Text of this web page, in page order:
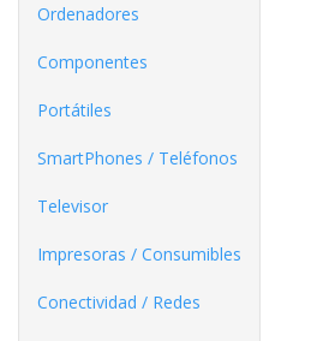
Ordenadores
Componentes
Portátiles
SmartPhones / Teléfonos
Televisor
Impresoras / Consumibles
Conectividad / Redes